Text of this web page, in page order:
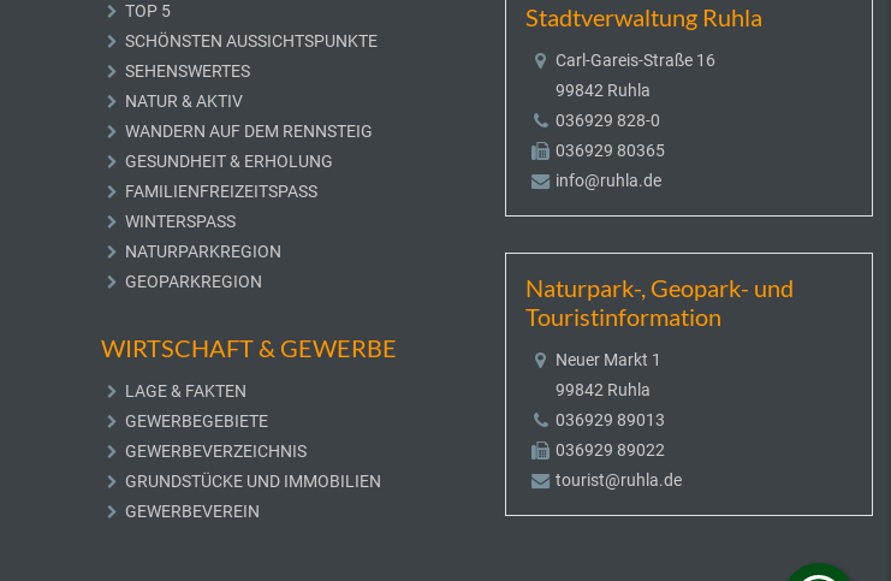
TOP 5
SCHÖNSTEN AUSSICHTSPUNKTE
SEHENSWERTES
NATUR & AKTIV
WANDERN AUF DEM RENNSTEIG
GESUNDHEIT & ERHOLUNG
FAMILIENFREIZEITSPASS
WINTERSPASS
NATURPARKREGION
GEOPARKREGION
WIRTSCHAFT & GEWERBE
LAGE & FAKTEN
GEWERBEGEBIETE
GEWERBEVERZEICHNIS
GRUNDSTÜCKE UND IMMOBILIEN
GEWERBEVEREIN
Stadtverwaltung Ruhla
Carl-Gareis-Straße 16
99842 Ruhla
036929 828-0
036929 80365
info@ruhla.de
Naturpark-, Geopark- und
Touristinformation
Neuer Markt 1
99842 Ruhla
036929 89013
036929 89022
tourist@ruhla.de